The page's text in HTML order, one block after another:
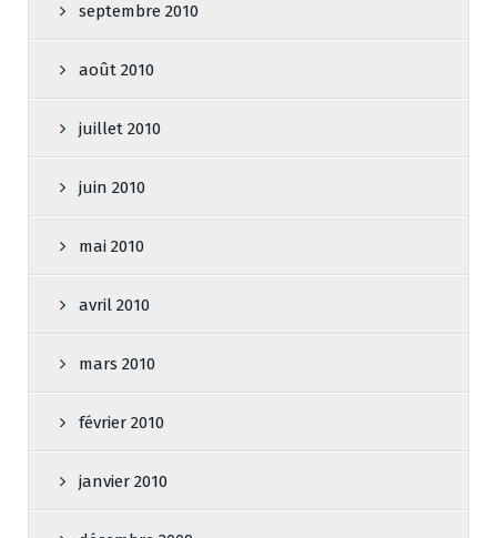
septembre 2010
août 2010
juillet 2010
juin 2010
mai 2010
avril 2010
mars 2010
février 2010
janvier 2010